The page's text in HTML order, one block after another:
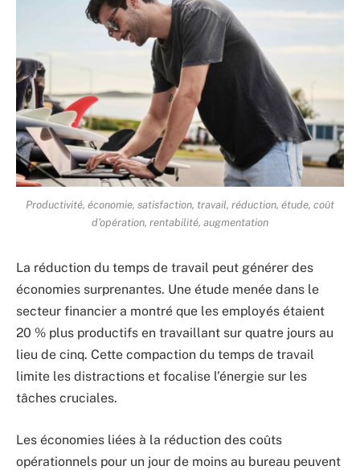
Productivité, économie, satisfaction, travail, réduction, étude, coût
d’opération, rentabilité, augmentation
La réduction du temps de travail peut générer des
économies surprenantes. Une étude menée dans le
secteur financier a montré que les employés étaient
20 % plus productifs en travaillant sur quatre jours au
lieu de cinq. Cette compaction du temps de travail
limite les distractions et focalise l’énergie sur les
tâches cruciales.
Les économies liées à la réduction des coûts
opérationnels pour un jour de moins au bureau peuvent